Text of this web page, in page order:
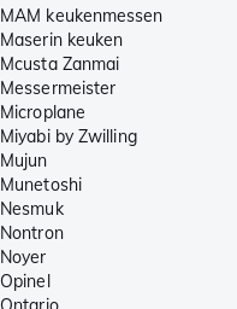
MAM keukenmessen
Maserin keuken
Mcusta Zanmai
Messermeister
Microplane
Miyabi by Zwilling
Mujun
Munetoshi
Nesmuk
Nontron
Noyer
Opinel